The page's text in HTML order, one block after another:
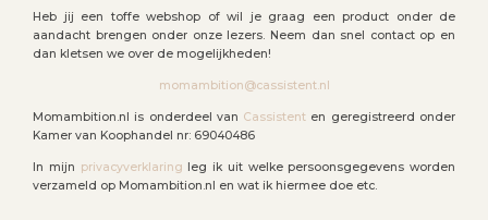
Heb jij een toffe webshop of wil je graag een product onder de
aandacht brengen onder onze lezers. Neem dan snel contact op en
dan kletsen we over de mogelijkheden!
momambition@cassistent.nl
Momambition.nl is onderdeel van Cassistent en geregistreerd onder
Kamer van Koophandel nr: 69040486
In mijn privacyverklaring leg ik uit welke persoonsgegevens worden
verzameld op Momambition.nl en wat ik hiermee doe etc.